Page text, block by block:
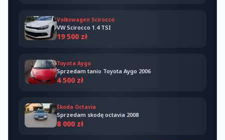
Volkswagen Scirocco
VW Scirocco 1.4 TSI
19 500 zł
Toyota Aygo
Sprzedam tanio Toyota Aygo 2006
4 500 zł
Škoda Octavia
Sprzedam skodę octavia 2008
8 000 zł